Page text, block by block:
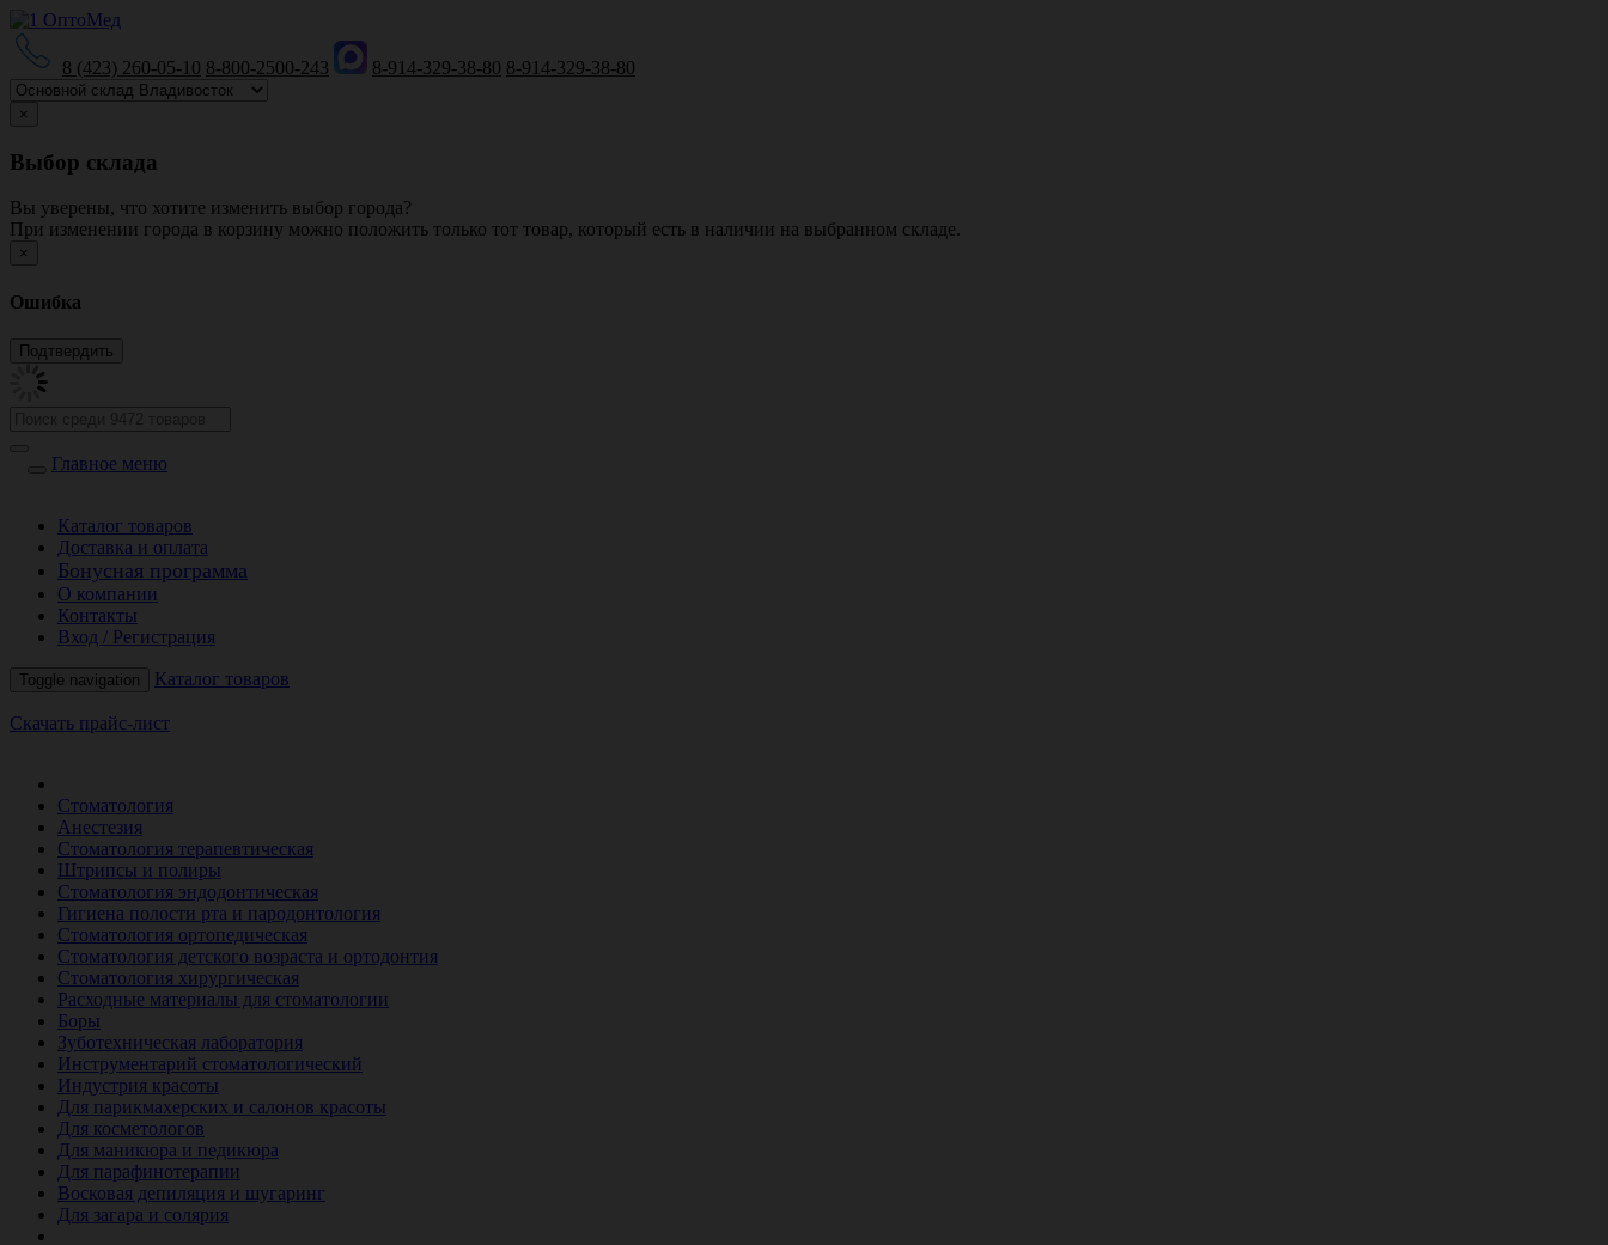
8 (423) 260-05-10 8-800-2500-243 8-914-329-38-80 8-914-329-38-80
×
Выбор склада
Вы уверены, что хотите изменить выбор города?
При изменении города в корзину можно положить только тот товар, который есть в наличии на выбранном складе.
×
Ошибка
Главное меню
Каталог товаров
Доставка и оплата
Бонусная программа
О компании
Контакты
Вход / Регистрация
Toggle navigation Каталог товаров
Скачать прайс-лист
Стоматология
Анестезия
Стоматология терапевтическая
Штрипсы и полиры
Стоматология эндодонтическая
Гигиена полости рта и пародонтология
Стоматология ортопедическая
Стоматология детского возраста и ортодонтия
Стоматология хирургическая
Расходные материалы для стоматологии
Боры
Зуботехническая лаборатория
Инструментарий стоматологический
Индустрия красоты
Для парикмахерских и салонов красоты
Для косметологов
Для маникюра и педикюра
Для парафинотерапии
Восковая депиляция и шугаринг
Для загара и солярия